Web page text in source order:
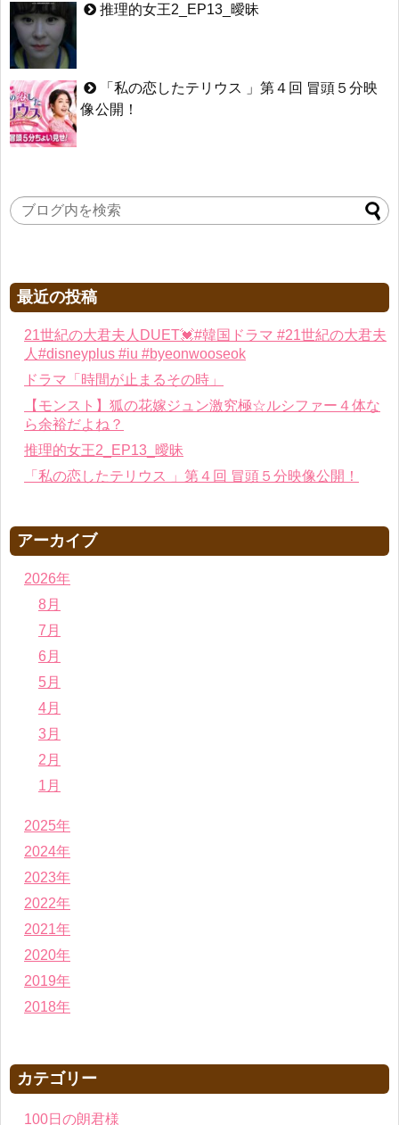
推理的女王2_EP13_曖昧
「私の恋したテリウス 」第４回 冒頭５分映
像公開！
最近の投稿
21世紀の大君夫人DUET💓#韓国ドラマ #21世紀の大君夫
人#disneyplus #iu #byeonwooseok
ドラマ「時間が止まるその時」
【モンスト】狐の花嫁ジュン激究極☆ルシファー４体な
ら余裕だよね？
推理的女王2_EP13_曖昧
「私の恋したテリウス 」第４回 冒頭５分映像公開！
アーカイブ
2026年
8月
7月
6月
5月
4月
3月
2月
1月
2025年
2024年
2023年
2022年
2021年
2020年
2019年
2018年
カテゴリー
100日の朗君様